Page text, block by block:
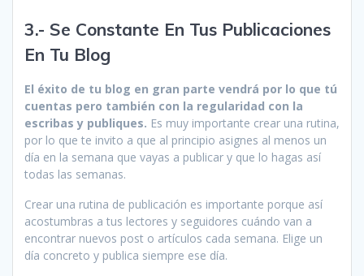
3.- Se Constante En Tus Publicaciones
En Tu Blog
El éxito de tu blog en gran parte vendrá por lo que tú
cuentas pero también con la regularidad con la
escribas y publiques. Es muy importante crear una rutina,
por lo que te invito a que al principio asignes al menos un
día en la semana que vayas a publicar y que lo hagas así
todas las semanas.
Crear una rutina de publicación es importante porque así
acostumbras a tus lectores y seguidores cuándo van a
encontrar nuevos post o artículos cada semana. Elige un
día concreto y publica siempre ese día.